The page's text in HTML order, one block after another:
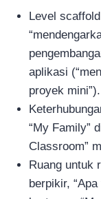
Level
aplikasi
proyek mini”).
“My Family”
Classroom”
Ruang untuk
berpikir,